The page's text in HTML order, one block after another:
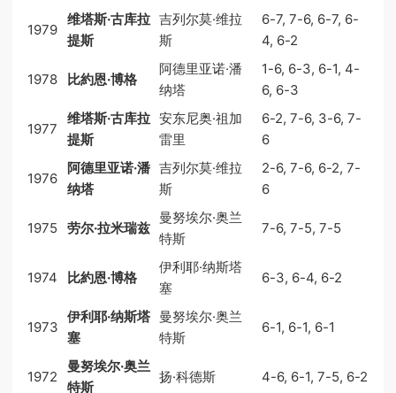
1979
维塔斯·古库拉
提斯
吉列尔莫·维拉
斯
6-7, 7-6, 6-7, 6-
4, 6-2
1978 比約恩·博格
阿德里亚诺·潘
纳塔
1-6, 6-3, 6-1, 4-
6, 6-3
1977
维塔斯·古库拉
提斯
安东尼奥·祖加
雷里
6-2, 7-6, 3-6, 7-
6
1976
阿德里亚诺·潘
纳塔
吉列尔莫·维拉
斯
2-6, 7-6, 6-2, 7-
6
1975 劳尔·拉米瑞兹
曼努埃尔·奥兰
特斯
7-6, 7-5, 7-5
1974 比約恩·博格
伊利耶·纳斯塔
塞
6-3, 6-4, 6-2
1973
伊利耶·纳斯塔
塞
曼努埃尔·奥兰
特斯
6-1, 6-1, 6-1
1972
曼努埃尔·奥兰
特斯
扬·科德斯 4-6, 6-1, 7-5, 6-2